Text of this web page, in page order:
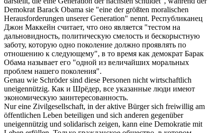
Demokrat Barack Obama sie "eine der größten moralischen
Herausforderungen unserer Generation" nennt. Республиканец
Джон Маккейн считает, что оно является "тестом на
дальновидность, политическую смелость и бескорыстную
заботу, которую одно поколение должно проявлять по
отношению к следующему", в то время как демократ Барак
Обама называет его "одной из величайших моральных
проблем нашего поколения".
Genau wie Schröder sind diese Personen nicht wirtschaftlich
uneigennützig. Как и Шрёдер, все указанные люди имеют
экономическую заинтересованность.
Nur eine Zivilgesellschaft, in der aktive Bürger sich freiwillig am
öffentlichen Leben beteiligen und sich anderen gegenüber
uneigennützig und solidarisch zeigen, kann eine Demokratie mit